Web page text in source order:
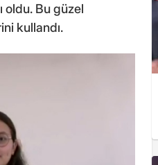
oldu. Bu güzel
kullandı.